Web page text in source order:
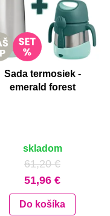
Sada termosiek -
emerald forest
skladom
61,20 €
51,96 €
Do košíka